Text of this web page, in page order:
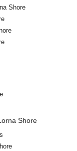
Shore
Shore